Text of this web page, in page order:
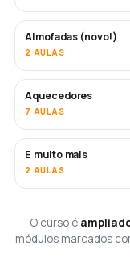
Almofadas (novo!)
2 AULAS
EM BREVE
Aquecedores
7 AULAS
EM BREVE
E muito mais
2 AULAS
O curso é
módulos marcados